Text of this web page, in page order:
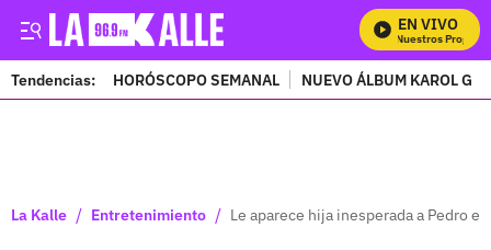
EN VIVO
Mira Todos Nuestros Programas
Tendencias: HORÓSCOPO SEMANAL NUEVO ÁLBUM KAROL G
La Kalle / Entretenimiento / Le aparece hija inesperada a Pedro